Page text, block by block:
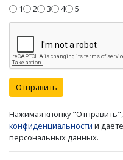
1 2 3 4 5
Отправить
Нажимая кнопку
конфиденциальности и
персональных данных.